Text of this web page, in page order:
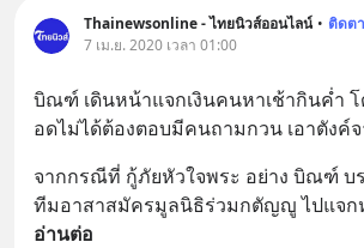
Thainewsonline - ไทยนิวส์ออนไลน์ • ติดต
7 เม.ย. 2020 เวลา 01:00
บิณฑ์ เดินหน้าแจกเงินคนหาเช้ากินค่ำ
อดไม่ได้ต้องตอบมีคนถามกวน เอาตังค์
จากกรณีที่ กู้ภัยหัวใจพระ อย่าง บิณฑ์ บ
ทีมอาสาสมัครมูลนิธิร่วมกตัญญู ไปแจก
อ่านต่อ